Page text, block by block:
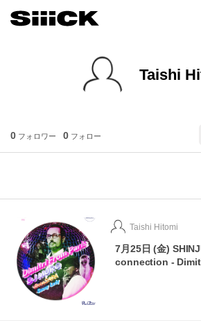
Taishi
0 フォロワー 0 フォロー
Taishi Hitomi
7月25日 (金)
connection -